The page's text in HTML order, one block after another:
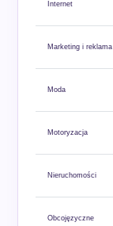
Internet
Marketing i reklama
Moda
Motoryzacja
Nieruchomości
Obcojęzyczne